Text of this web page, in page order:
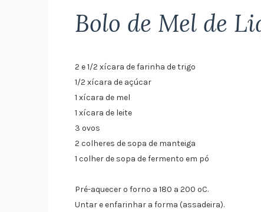
Bolo de Mel de
2 e 1/2 xícara de farinha de trigo
1/2 xícara de açúcar
1 xícara de mel
1 xícara de leite
3 ovos
2 colheres de sopa de manteiga
1 colher de sopa de fermento em pó
Pré-aquecer o forno a 180 a 200 ºC.
Untar e enfarinhar a forma (assadeira).